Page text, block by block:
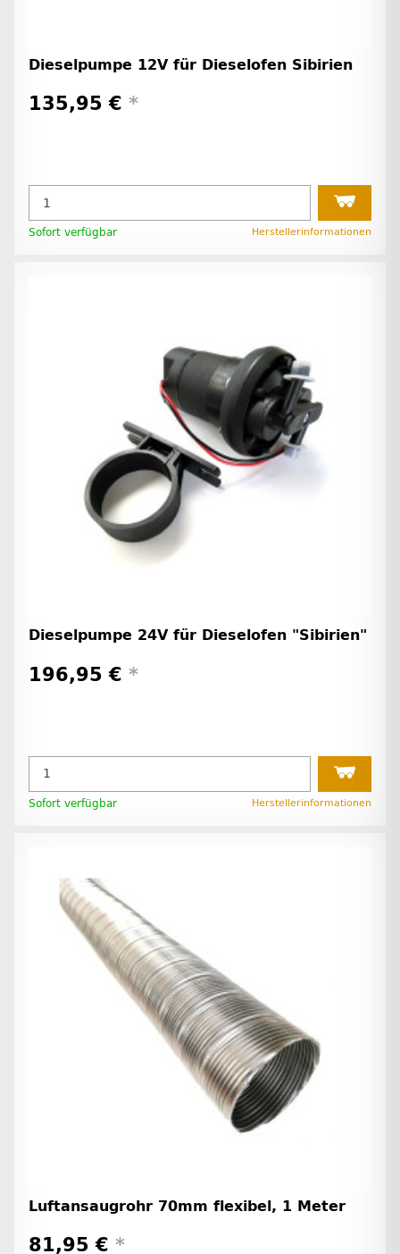
Dieselpumpe 12V für Dieselofen Sibirien
135,95 € *
Sofort verfügbar Herstellerinformationen
Dieselpumpe 24V für Dieselofen "Sibirien"
196,95 € *
Sofort verfügbar Herstellerinformationen
Luftansaugrohr 70mm flexibel, 1 Meter
81,95 € *